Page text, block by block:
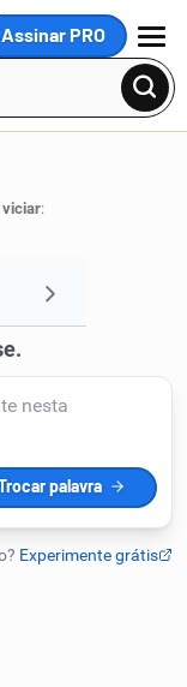
Assinar PRO
MENU
viciar: